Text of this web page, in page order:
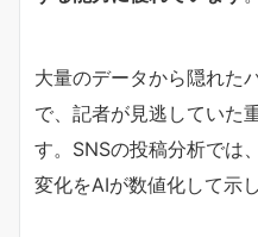
大量のデータから隠れた
で、記者が見逃していた
す。SNSの投稿分析では
変化をAIが数値化して示